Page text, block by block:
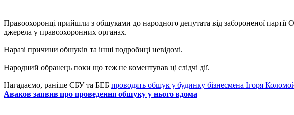
Правоохоронці прийшли з обшуками до народного депутата від забороненої
джерела у правоохоронних органах.
Наразі причини обшуків та інші подробиці невідомі.
Народний обранець поки що теж не коментував ці слідчі дії.
Нагадаємо, раніше СБУ та БЕБ проводять обшук у будинку бізнесмена Ігоря
Аваков заявив про проведення обшуку у нього вдома